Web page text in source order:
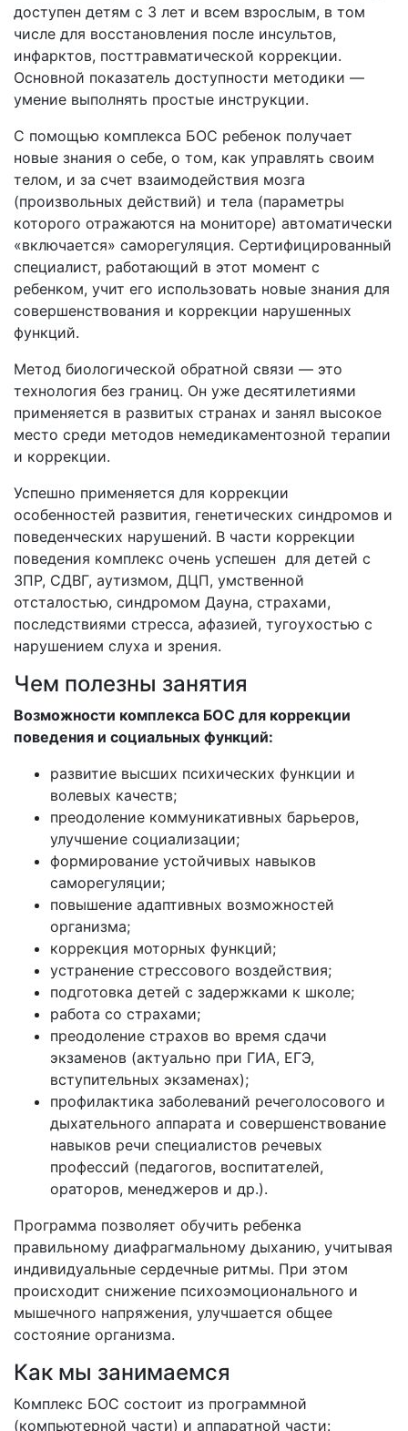
доступен детям с 3 лет и всем взрослым, в том
числе для восстановления после инсультов,
инфарктов, посттравматической коррекции.
Основной показатель доступности методики —
умение выполнять простые инструкции.
С помощью комплекса БОС ребенок получает
новые знания о себе, о том, как управлять своим
телом, и за счет взаимодействия мозга
(произвольных действий) и тела (параметры
которого отражаются на мониторе) автоматически
«включается» саморегуляция. Сертифицированный
специалист, работающий в этот момент с
ребенком, учит его использовать новые знания для
совершенствования и коррекции нарушенных
функций.
Метод биологической обратной связи — это
технология без границ. Он уже десятилетиями
применяется в развитых странах и занял высокое
место среди методов немедикаментозной терапии
и коррекции.
Успешно применяется для коррекции
особенностей развития, генетических синдромов и
поведенческих нарушений. В части коррекции
поведения комплекс очень успешен для детей с
ЗПР, СДВГ, аутизмом, ДЦП, умственной
отсталостью, синдромом Дауна, страхами,
последствиями стресса, афазией, тугоухостью с
нарушением слуха и зрения.
Чем полезны занятия
Возможности комплекса БОС для коррекции
поведения и социальных функций:
развитие высших психических функции и
волевых качеств;
преодоление коммуникативных барьеров,
улучшение социализации;
формирование устойчивых навыков
саморегуляции;
повышение адаптивных возможностей
организма;
коррекция моторных функций;
устранение стрессового воздействия;
подготовка детей с задержками к школе;
работа со страхами;
преодоление страхов во время сдачи
экзаменов (актуально при ГИА, ЕГЭ,
вступительных экзаменах);
профилактика заболеваний речеголосового и
дыхательного аппарата и совершенствование
навыков речи специалистов речевых
профессий (педагогов, воспитателей,
ораторов, менеджеров и др.).
Программа позволяет обучить ребенка
правильному диафрагмальному дыханию, учитывая
индивидуальные сердечные ритмы. При этом
происходит снижение психоэмоционального и
мышечного напряжения, улучшается общее
состояние организма.
Как мы занимаемся
Комплекс БОС состоит из программной
(компьютерной части) и аппаратной части: